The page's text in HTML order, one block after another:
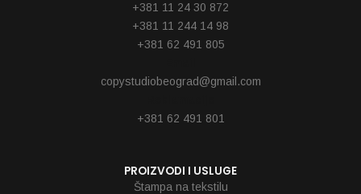
+381 11 24 30 872
+381 11 244 14 98
+381 62 491 805
copystudiobeograd@gmail.com
+381 62 491 801
PROIZVODI I USLUGE
Štampa na tekstilu